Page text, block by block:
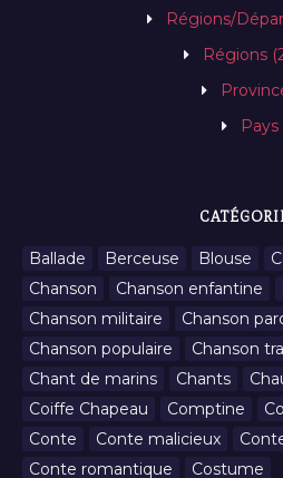
Régions/
Régions
Pays
Ballade Berceuse Blouse
Chanson
Chanson enfantine
Chanson militaire
Chanson
Chanson populaire
Chanson
Chant de marins
Chants
Coiffe Chapeau
Comptine
Conte
Conte malicieux
Conte romantique
Costume